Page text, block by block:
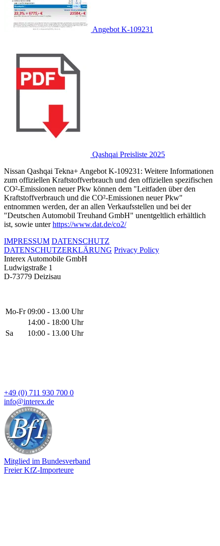
Angebot K-109231
Qashqai Preisliste 2025
Nissan Qashqai Tekna+ Angebot K-109231: Weitere Informationen
zum offiziellen Kraftstoffverbrauch und den offiziellen spezifischen
CO²-Emissionen neuer Pkw können dem "Leitfaden über den
Kraftstoffverbrauch und die CO²-Emissionen neuer Pkw"
entnommen werden, der an allen Verkaufsstellen und bei der
"Deutschen Automobil Treuhand GmbH" unentgeltlich erhältlich
ist, sowie unterhttps://www.dat.de/co2/
IMPRESSUM DATENSCHUTZ
DATENSCHUTZERKLÄRUNG Privacy Policy
Interex Automobile GmbH
Ludwigstraße 1
D-73779 Deizisau
Mo-Fr 09:00 - 13.00 Uhr
14:00 - 18:00 Uhr
Sa
10:00 - 13.00 Uhr
+49 (0) 711 930 700 0
info@interex.de
Mitglied im Bundesverband
Freier KfZ-Importeure